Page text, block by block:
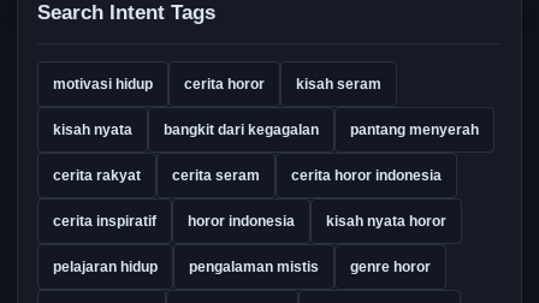
Search Intent Tags
motivasi hidup cerita horor kisah seram
kisah nyata bangkit dari kegagalan pantang menyerah
cerita rakyat cerita seram cerita horor indonesia
cerita inspiratif horor indonesia kisah nyata horor
pelajaran hidup pengalaman mistis genre horor